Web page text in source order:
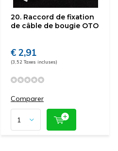
20. Raccord de fixation
de câble de bougie OTO
€ 2,91
(3,52 Taxes incluses)
Comparer